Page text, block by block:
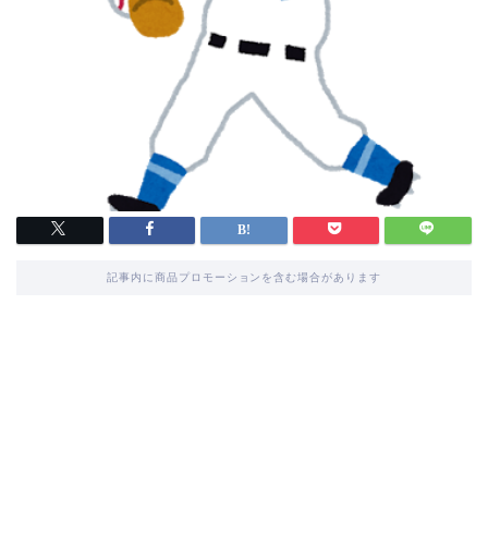
記事内に商品プロモーションを含む場合があります